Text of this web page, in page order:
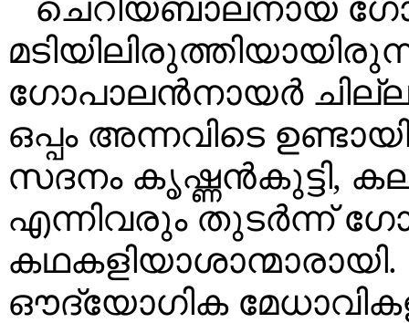
ചെറിയബാലനായ
ഗോപാലൻനായർ
ഒപ്പം അന്നവിടെ
സദനം കൃഷ്ണൻകുട്ടി,
എന്നിവരും തുടർന്ന്
ഔദ്യോഗിക